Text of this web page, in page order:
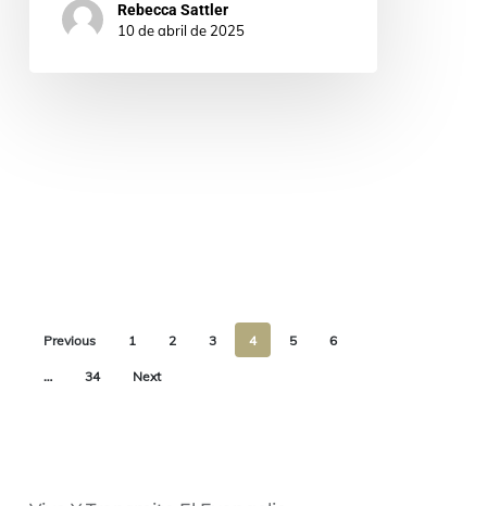
Rebecca Sattler
10 de abril de 2025
Previous 1 2 3 4 5 6
… 34 Next